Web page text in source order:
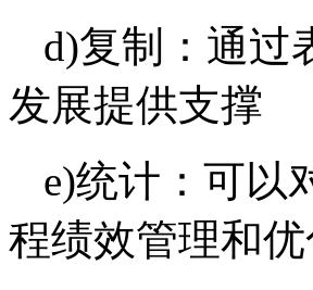
d)复制：通过
发展提供支撑
e)统计：可以
程绩效管理和